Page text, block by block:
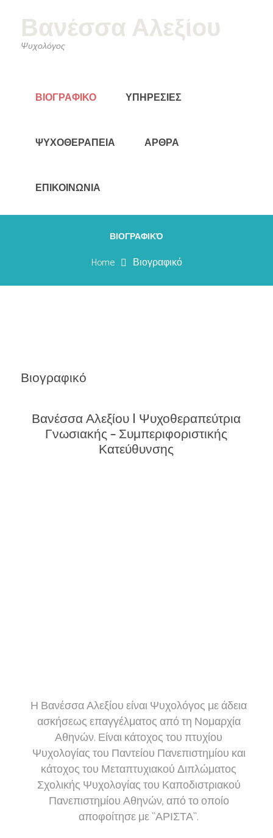
Βανέσσα Αλεξίου
Ψυχολόγος
ΒΙΟΓΡΑΦΙΚΟ ΥΠΗΡΕΣΙΕΣ
ΨΥΧΟΘΕΡΑΠΕΙΑ ΑΡΘΡΑ
ΕΠΙΚΟΙΝΩΝΙΑ
ΒΙΟΓΡΑΦΙΚΌ
Home Βιογραφικό
Βιογραφικό
Βανέσσα Αλεξίου | Ψυχοθεραπεύτρια
Γνωσιακής – Συμπεριφοριστικής
Κατεύθυνσης
Η Βανέσσα Αλεξίου είναι Ψυχολόγος με άδεια
ασκήσεως επαγγέλματος από τη Νομαρχία
Αθηνών. Είναι κάτοχος του πτυχίου
Ψυχολογίας του Παντείου Πανεπιστημίου και
κάτοχος του Μεταπτυχιακού Διπλώματος
Σχολικής Ψυχολογίας του Καποδιστριακού
Πανεπιστημίου Αθηνών, από το οποίο
αποφοίτησε με ``ΑΡΙΣΤΑ``.